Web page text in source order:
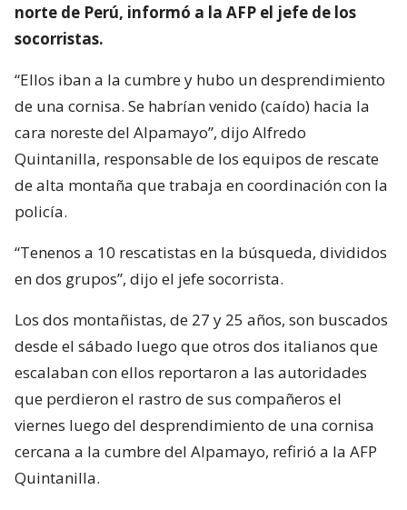
norte de Perú, informó a la AFP el jefe de los
socorristas.
“Ellos iban a la cumbre y hubo un desprendimiento
de una cornisa. Se habrían venido (caído) hacia la
cara noreste del Alpamayo”, dijo Alfredo
Quintanilla, responsable de los equipos de rescate
de alta montaña que trabaja en coordinación con la
policía.
“Tenenos a 10 rescatistas en la búsqueda, divididos
en dos grupos”, dijo el jefe socorrista.
Los dos montañistas, de 27 y 25 años, son buscados
desde el sábado luego que otros dos italianos que
escalaban con ellos reportaron a las autoridades
que perdieron el rastro de sus compañeros el
viernes luego del desprendimiento de una cornisa
cercana a la cumbre del Alpamayo, refirió a la AFP
Quintanilla.